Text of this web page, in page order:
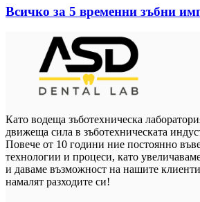
Всичко за 5 временни зъбни
Като водеща зъботехническа
движеща сила в зъботехническата
Повече от 10 години ние постоянно
технологии и процеси, като
и даваме възможност на нашите
намалят разходите си!